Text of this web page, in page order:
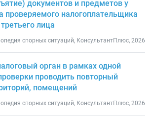
документов и предметов у
проверяемого налогоплательщика
лица
спорных ситуаций, КонсультантПлюс, 2026
орган в рамках одной
проводить повторный
помещений
спорных ситуаций, КонсультантПлюс, 2026